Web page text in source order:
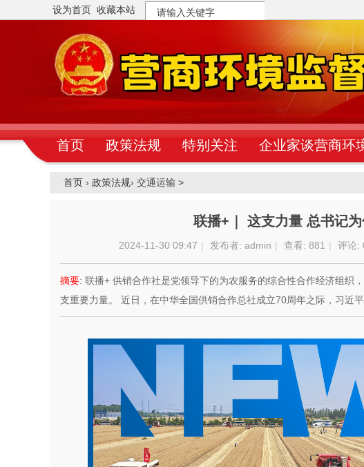
设为首页 收藏本站
搜
索
首页 政策法规 特别关注 企业家谈营商环
首页 › 政策法规› 交通运输 >
联播+｜ 这支力量 总书记
2024-11-30 09:47 | 发布者: admin | 查看: 881 | 评论:
摘要: 联播+ 供销合作社是党领导下的为农服务的综合性合作经济组织
支重要力量。 近日，在中华全国供销合作总社成立70周年之际，习近